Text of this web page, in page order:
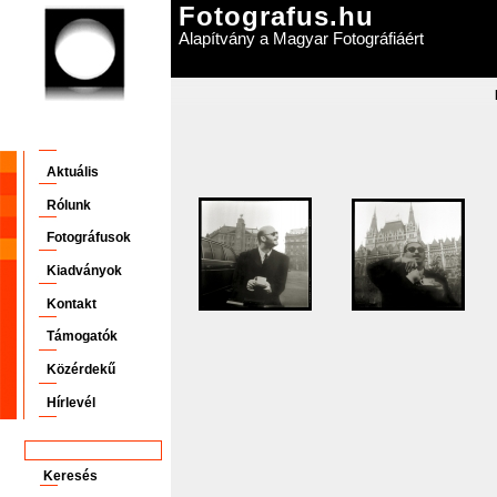
Fotografus.hu
Alapítvány a Magyar Fotográfiáért
Aktuális
Rólunk
Fotográfusok
Kiadványok
Kontakt
Támogatók
Közérdekű
Hírlevél